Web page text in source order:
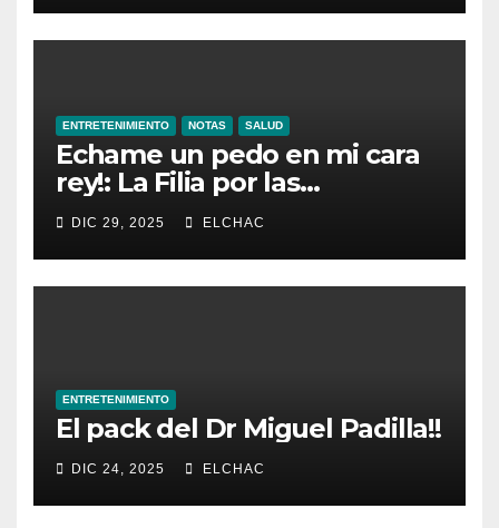
ENTRETENIMIENTO NOTAS SALUD
Echame un pedo en mi cara
rey!: La Filia por las
Flatulencias”
DIC 29, 2025 ELCHAC
ENTRETENIMIENTO
El pack del Dr Miguel Padilla!!
DIC 24, 2025 ELCHAC